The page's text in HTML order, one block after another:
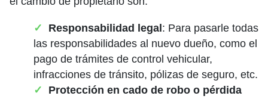
Responsabilidad legal : Para pasarle todas
las responsabilidades al nuevo dueño, como el
pago de trámites de control vehicular,
infracciones de tránsito, pólizas de seguro, etc.
Protección en cado de robo o pérdida